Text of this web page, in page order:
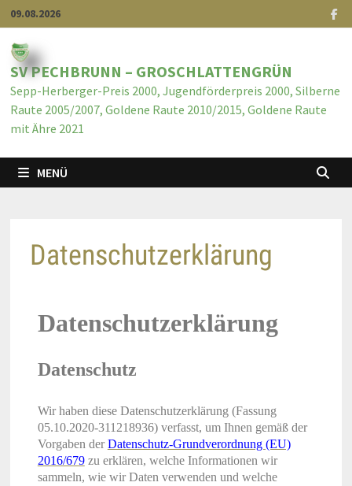
09.08.2026
SV PECHBRUNN – GROSCHLATTENGRÜN
Sepp-Herberger-Preis 2000, Jugendförderpreis 2000, Silberne
Raute 2005/2007, Goldene Raute 2010/2015, Goldene Raute
mit Ähre 2021
MENÜ
Datenschutzerklärung
Datenschutzerklärung
Datenschutz
Wir haben diese Datenschutzerklärung (Fassung
05.10.2020-311218936) verfasst, um Ihnen gemäß der
Vorgaben derDatenschutz-Grundverordnung (EU)
2016/679zu erklären, welche Informationen wir
sammeln, wie wir Daten verwenden und welche